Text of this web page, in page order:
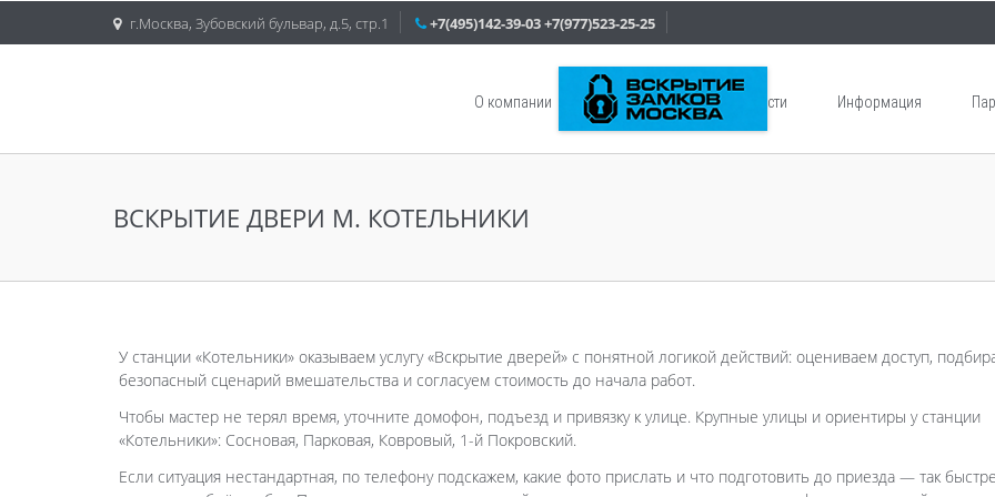
г.Москва, Зубовский бульвар, д.5, стр.1 +7(495)142-39-03+7(977)523-25-25
О компании Услуги Новости Информация
ВСКРЫТИЕ ДВЕРИ М. КОТЕЛЬНИКИ
У станции «Котельники» оказываем услугу «Вскрытие дверей» с понятной логикой действий: оцениваем доступ,
безопасный сценарий вмешательства и согласуем стоимость до начала работ.
Чтобы мастер не терял время, уточните домофон, подъезд и привязку к улице. Крупные улицы и ориентиры у станции
«Котельники»: Сосновая, Парковая, Ковровый, 1-й Покровский.
Если ситуация нестандартная, по телефону подскажем, какие фото прислать и что подготовить до приезда — так